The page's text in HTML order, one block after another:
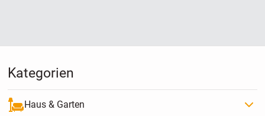
Kategorien
Haus & Garten